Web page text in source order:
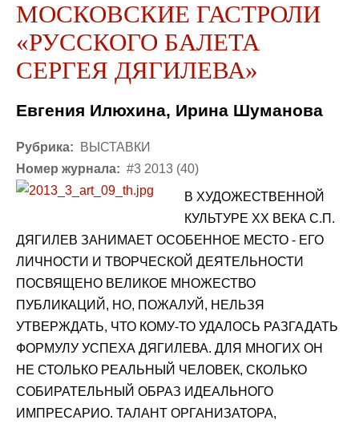
МОСКОВСКИЕ ГАСТРОЛИ
«РУССКОГО БАЛЕТА
СЕРГЕЯ ДЯГИЛЕВА»
Евгения Илюхина, Ирина Шуманова
Рубрика:
ВЫСТАВКИ
Номер журнала: #3 2013 (40)
В ХУДОЖЕСТВЕННОЙ
КУЛЬТУРЕ XX ВЕКА С.П.
ДЯГИЛЕВ ЗАНИМАЕТ ОСОБЕННОЕ МЕСТО - ЕГО
ЛИЧНОСТИ И ТВОРЧЕСКОЙ ДЕЯТЕЛЬНОСТИ
ПОСВЯЩЕНО ВЕЛИКОЕ МНОЖЕСТВО
ПУБЛИКАЦИЙ, НО, ПОЖАЛУЙ, НЕЛЬЗЯ
УТВЕРЖДАТЬ, ЧТО КОМУ-ТО УДАЛОСЬ РАЗГАДАТЬ
ФОРМУЛУ УСПЕХА ДЯГИЛЕВА. ДЛЯ МНОГИХ ОН
НЕ СТОЛЬКО РЕАЛЬНЫЙ ЧЕЛОВЕК, СКОЛЬКО
СОБИРАТЕЛЬНЫЙ ОБРАЗ ИДЕАЛЬНОГО
ИМПРЕСАРИО. ТАЛАНТ ОРГАНИЗАТОРА,